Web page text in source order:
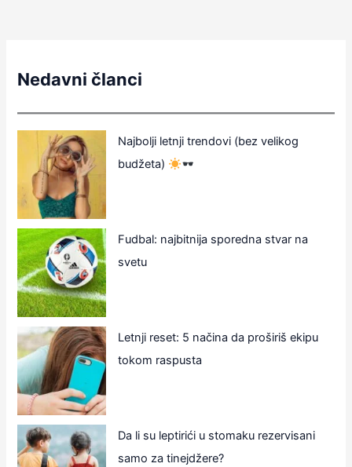
Nedavni članci
Najbolji letnji trendovi (bez velikog
budžeta)
Fudbal: najbitnija sporedna stvar na
svetu
Letnji reset: 5 načina da proširiš ekipu
tokom raspusta
Da li su leptirići u stomaku rezervisani
samo za tinejdžere?